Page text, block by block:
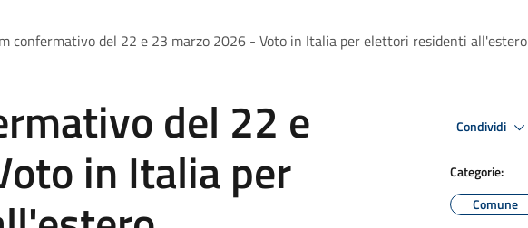
confermativo del 22 e 23 marzo 2026 - Voto in Italia per elettori residenti all'estero
del 22 e
in Italia per
Condividi
Categorie:
Comune